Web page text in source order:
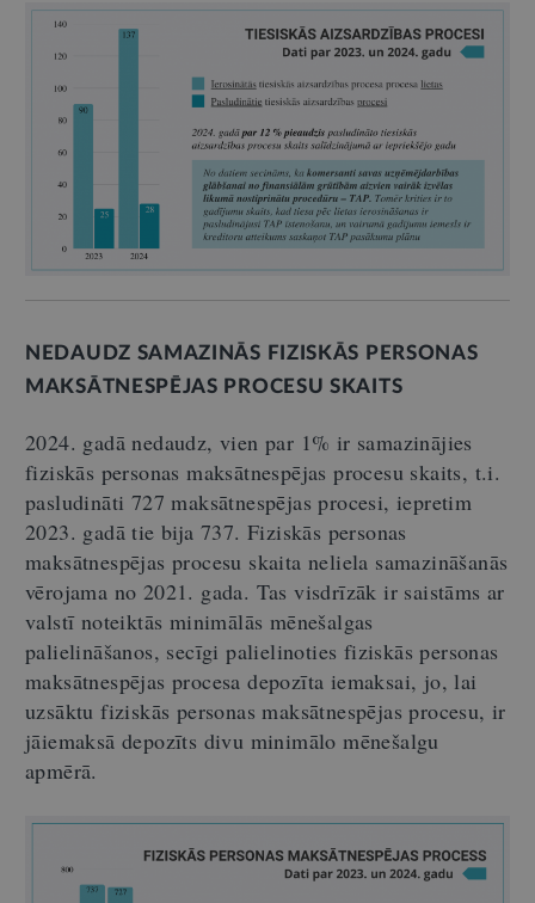
NEDAUDZ SAMAZINĀS FIZISKĀS PERSONAS
MAKSĀTNESPĒJAS PROCESU SKAITS
2024. gadā nedaudz, vien par 1% ir samazinājies
fiziskās personas maksātnespējas procesu skaits, t.i.
pasludināti 727 maksātnespējas procesi, iepretim
2023. gadā tie bija 737. Fiziskās personas
maksātnespējas procesu skaita neliela samazināšanās
vērojama no 2021. gada. Tas visdrīzāk ir saistāms ar
valstī noteiktās minimālās mēnešalgas
palielināšanos, secīgi palielinoties fiziskās personas
maksātnespējas procesa depozīta iemaksai, jo, lai
uzsāktu fiziskās personas maksātnespējas procesu, ir
jāiemaksā depozīts divu minimālo mēnešalgu
apmērā.